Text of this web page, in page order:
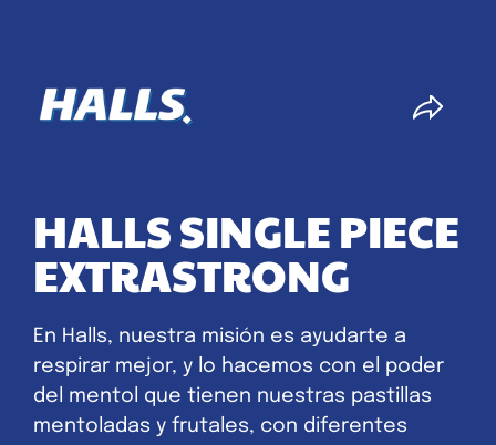
HALLS SINGLE PIECE
EXTRASTRONG
En Halls, nuestra misión es ayudarte a
respirar mejor, y lo hacemos con el poder
del mentol que tienen nuestras pastillas
mentoladas y frutales, con diferentes